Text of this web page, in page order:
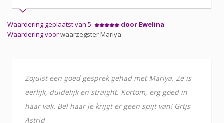
Waardering geplaatst van 5
door Ewelina
Waardering voorwaarzegster Mariya
Zojuist een goed gesprek gehad met Mariya. Ze is
eerlijk, duidelijk en straight. Kortom, erg goed in
haar vak. Bel haar je krijgt er geen spijt van! Grtjs
Astrid